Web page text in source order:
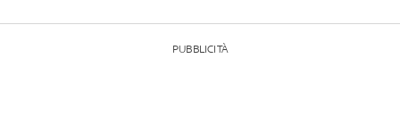
PUBBLICITÀ